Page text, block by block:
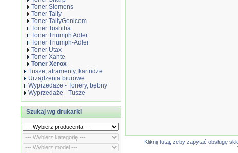
Toner Siemens
Toner Tally
Toner TallyGenicom
Toner Toshiba
Toner Triumph Adler
Toner Triumph-Adler
Toner Utax
Toner Xante
Toner Xerox
Tusze, atramenty, kartridże
Urządzenia biurowe
Wyprzedaże - Tonery, bębny
Wyprzedaże - Tusze
Szukaj wg drukarki
Kliknij tutaj, żeby zapytać obsługę